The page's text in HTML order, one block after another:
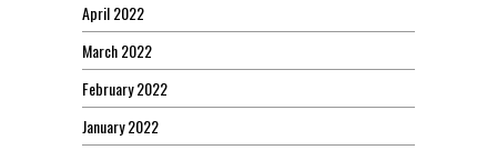
April 2022
March 2022
February 2022
January 2022